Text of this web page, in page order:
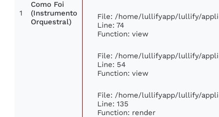
1
Como Foi
(Instrumento
Orquestral)
File: /home/lullifyapp/lullify/
Line: 74
Function: view
File: /home/lullifyapp/lullify/
Line: 54
Function: view
File: /home/lullifyapp/lullify/
Line: 135
Function: render